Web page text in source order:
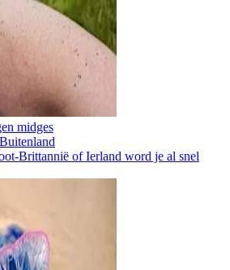
midges
Buitenland
Brittannië of Ierland word je al snel